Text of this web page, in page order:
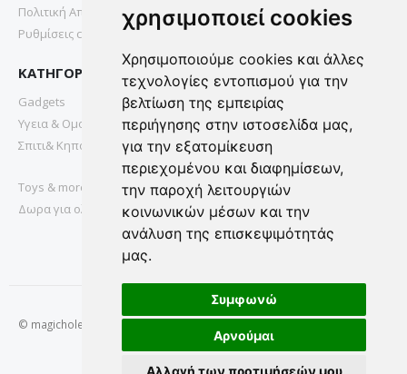
χρησιμοποιεί cookies
Χρησιμοποιούμε cookies και άλλες
τεχνολογίες εντοπισμού για την
βελτίωση της εμπειρίας
περιήγησης στην ιστοσελίδα μας,
για την εξατομίκευση
περιεχομένου και διαφημίσεων,
την παροχή λειτουργιών
κοινωνικών μέσων και την
ανάλυση της επισκεψιμότητάς
μας.
Συμφωνώ
Αρνούμαι
Πολιτική Απορρήτου
Ρυθμίσεις cookies
ΚΑΤΗΓΟΡΙΕΣ
Gadgets
Υγεια & Ομορφια
Σπιτι& Κηπος
Toys & more
Δωρα για ολους
© magichole.gr 2022. All Rights Reserved.